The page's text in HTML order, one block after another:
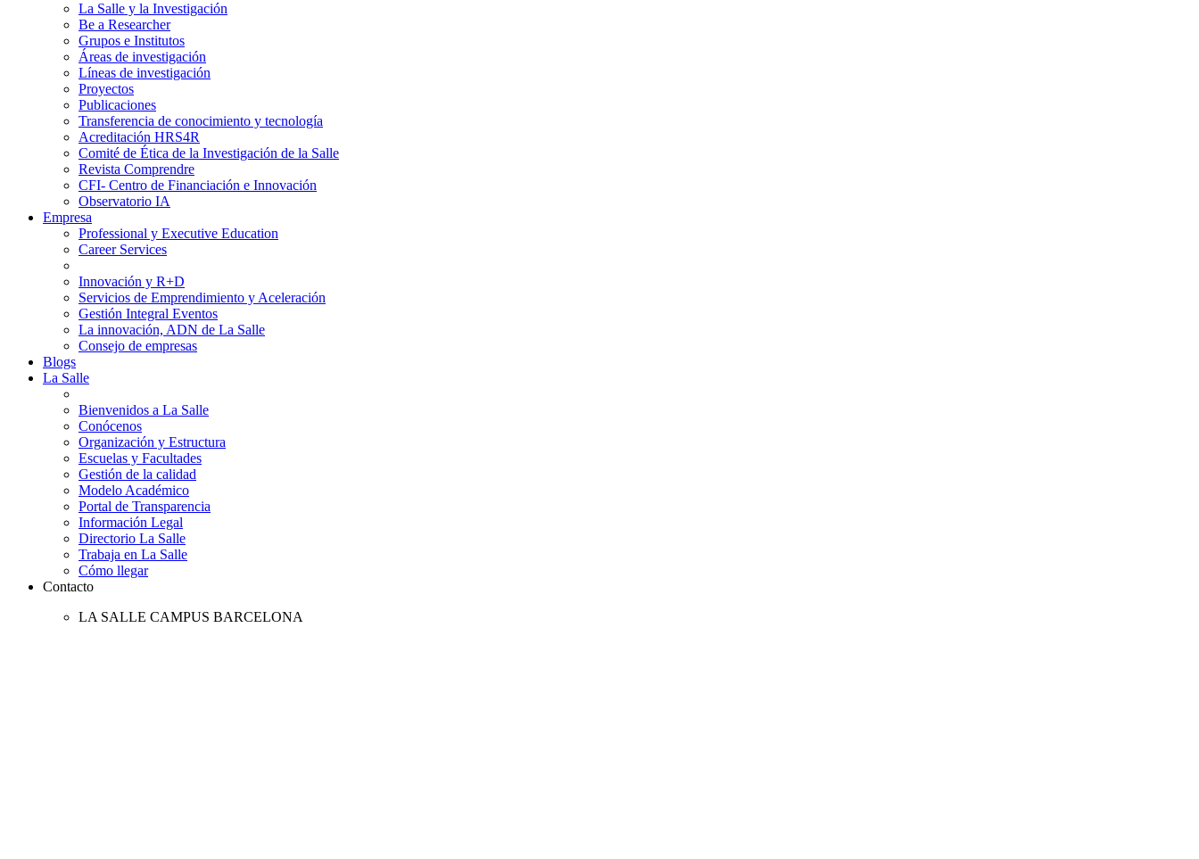
La Salle y la Investigación
Be a Researcher
Grupos e Institutos
Áreas de investigación
Líneas de investigación
Proyectos
Publicaciones
Transferencia de conocimiento y tecnología
Acreditación HRS4R
Comité de Ética de la Investigación de la Salle
Revista Comprendre
CFI- Centro de Financiación e Innovación
Observatorio IA
Empresa
Professional y Executive Education
Career Services
Innovación y R+D
Servicios de Emprendimiento y Aceleración
Gestión Integral Eventos
La innovación, ADN de La Salle
Consejo de empresas
Blogs
La Salle
Bienvenidos a La Salle
Conócenos
Organización y Estructura
Escuelas y Facultades
Gestión de la calidad
Modelo Académico
Portal de Transparencia
Información Legal
Directorio La Salle
Trabaja en La Salle
Cómo llegar
Contacto
LA SALLE CAMPUS BARCELONA